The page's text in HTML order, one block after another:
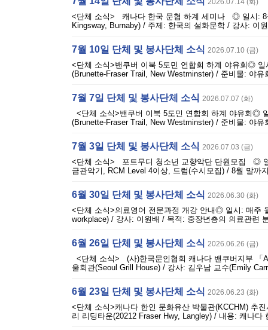
2026.07.14 (화)
<단체 소식> 캐나다 한국 문협 하계 세미나 ◎ 일시: 8
Kingsway, Burnaby) / 주제: 한국의 설화문학 / 강사: 이
7월 10일 단체 및 봉사단체 소식 2026.07.10 (금)
<단체 소식>밴쿠버 이북 5도민 연합회 하계 야유회◎
(Brunette-Fraser Trail, New Westminster) / 준비물: 야
7월 7일 단체 및 봉사단체 소식 2026.07.07 (화)
<단체 소식>밴쿠버 이북 5도민 연합회 하계 야유회
(Brunette-Fraser Trail, New Westminster) / 준비물: 야
7월 3일 단체 및 봉사단체 소식 2026.07.03 (금)
<단체 소식> 포트무디 청소년 교향악단 단원모집 ◎
금관악기, RCM Level 4이상, 드럼(수시모집) / 8월 말
6월 30일 단체 및 봉사단체 소식 2026.06.30 (화)
<단체 소식>의료영어 전문과정 개강 안내◎ 일시: 매주
workplace) / 강사: 이원배 / 목적: 중장년층의 의료관
6월 26일 단체 및 봉사단체 소식 2026.06.26 (금)
<단체 소식> (사)한국문인협회 캐나다 밴쿠버지부
울회관(Seoul Grill House) / 강사: 김우남 교수(Emily
6월 23일 단체 및 봉사단체 소식 2026.06.23 (화)
<단체 소식>캐나다 한인 문화유산 박물관(KCCHM) 추
리 리딩타운(20212 Fraser Hwy, Langley) / 내용: 캐나